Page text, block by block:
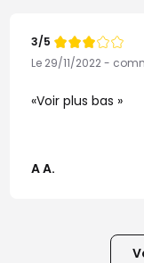
Note
de
3/5
Le 29/11/2022 -
Voir plus bas
A A.